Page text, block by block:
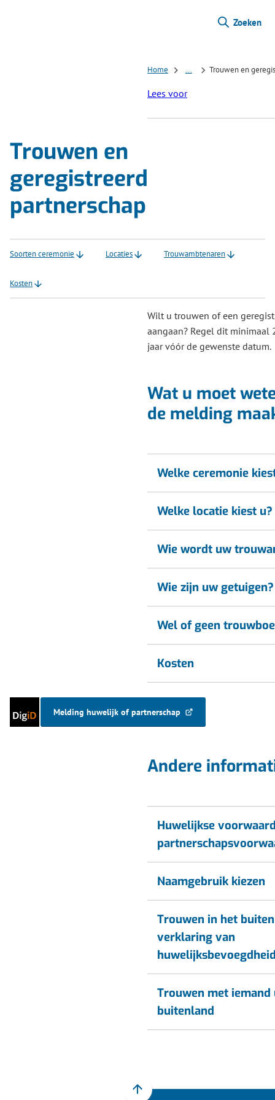
Zoeken
Home Trouwen en
Lees voor
Trouwen en
geregistreerd
partnerschap
Soorten ceremonie Locaties Trouwambtenaren
Kosten
Wilt u trouwen of een
aangaan? Regel dit minimaal
jaar vóór de gewenste datum.
Wat u moet
de melding
Welke ceremonie
Welke locatie kiest u?
Wie wordt uw
Wie zijn uw getuigen?
Wel of geen
Kosten
met
Melding huwelijk of partnerschap
(Verwijst
Andere
Huwelijkse
Naamgebruik kiezen
Trouwen in het
verklaring van
Trouwen met iemand
buitenland
Scroll